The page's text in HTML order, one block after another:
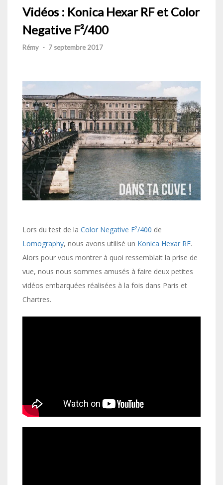
Vidéos : Konica Hexar RF et Color
Negative F²/400
Rémy - 7 septembre 2017
Lors du test de la Color Negative F²/400 de
Lomography, nous avons utilisé un Konica Hexar RF.
Alors pour vous montrer à quoi ressemblait la prise de
vue, nous nous sommes amusés à faire deux petites
vidéos embarquées réalisées à la fois dans Paris et
Chartres.